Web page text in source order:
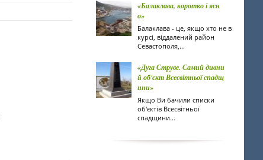
«Балаклава, коротко і ясн
о»
Балаклава - це, якщо хто не в
курсі, віддалений район
Севастополя,...
«Дуга Струве. Самий дивни
й об'єкт Всесвітньої спадщ
ини»
Якщо Ви бачили списки
об'єктів Всесвітньої
спадщини...